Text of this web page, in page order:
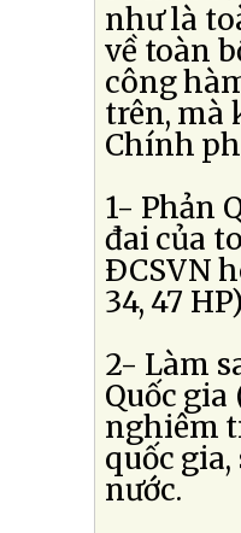
như là
về toàn
công
trên, mà
Chính
1- Phản
đai của
ÐCSVN
34, 47
2- Làm
Quốc gia
nghiêm
quốc
nước.